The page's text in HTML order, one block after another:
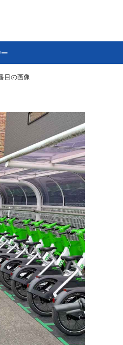
目の画像